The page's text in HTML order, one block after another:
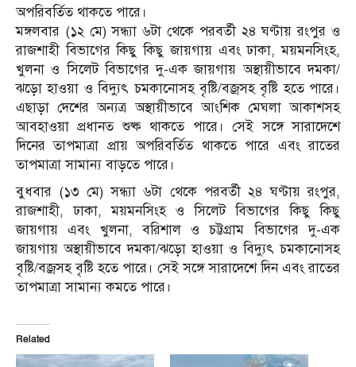
অপরিবর্তিত থাকতে পারে।
মঙ্গলবার (১২ মে) সন্ধ্যা ৬টা থেকে পরবর্তী ২৪ ঘণ্টায় রংপুর ও
রাজশাহী বিভাগের কিছু কিছু জায়গায় এবং ঢাকা, ময়মনসিংহ,
খুলনা ও সিলেট বিভাগের দু-এক জায়গায় অস্থায়ীভাবে দমকা/
ঝড়ো হাওয়া ও বিদ্যুৎ চমকানোসহ বৃষ্টি/বজ্রসহ বৃষ্টি হতে পারে।
এছাড়া দেশের অন্যত্র অস্থায়ীভাবে আংশিক মেঘলা আকাশসহ
আবহাওয়া প্রধানত শুষ্ক থাকতে পারে। সেই সঙ্গে সারাদেশে
দিনের তাপমাত্রা প্রায় অপরিবর্তিত থাকতে পারে এবং রাতের
তাপমাত্রা সামান্য বাড়তে পারে।
বুধবার (১৩ মে) সন্ধ্যা ৬টা থেকে পরবর্তী ২৪ ঘণ্টায় রংপুর,
রাজশাহী, ঢাকা, ময়মনসিংহ ও সিলেট বিভাগের কিছু কিছু
জায়গায় এবং খুলনা, বরিশাল ও চট্টগ্রাম বিভাগের দু-এক
জায়গায় অস্থায়ীভাবে দমকা/ঝড়ো হাওয়া ও বিদ্যুৎ চমকানোসহ
বৃষ্টি/বজ্রসহ বৃষ্টি হতে পারে। সেই সঙ্গে সারাদেশে দিন এবং রাতের
তাপমাত্রা সামান্য কমতে পারে।
Related